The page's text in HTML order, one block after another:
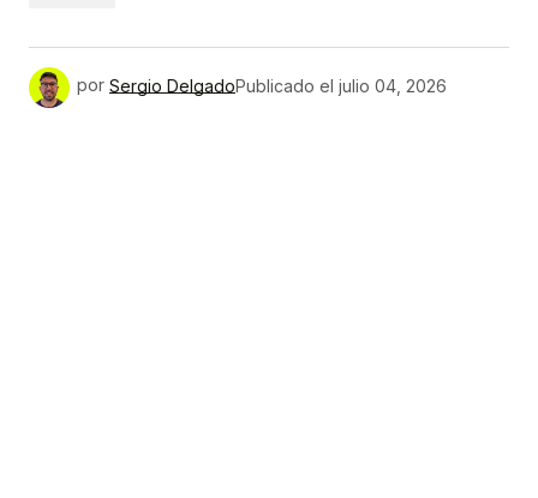
por Sergio DelgadoPublicado el julio 04, 2026